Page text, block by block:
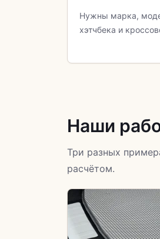
Нужны марка,
хэтчбека и
Наши
Три разных
расчётом.
Багажник
Индивидуальный